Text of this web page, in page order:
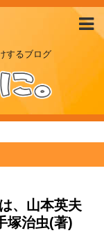
するブログ
、山本英夫
塚治虫(著)